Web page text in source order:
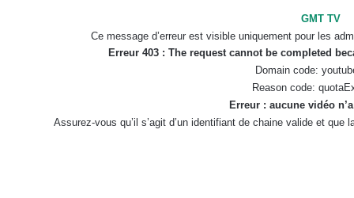
GMT TV
Ce message d’erreur est visible uniquement pour les
Erreur 403 : The request cannot be completed
Domain code:
Reason code:
Erreur : aucune vidéo
Assurez-vous qu’il s’agit d’un identifiant de chaine valide et